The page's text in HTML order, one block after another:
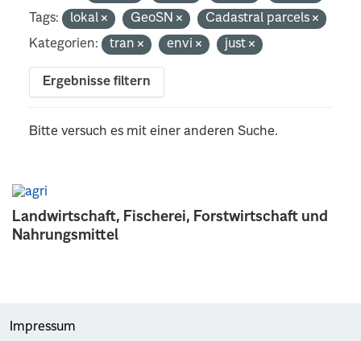
Landwirtschaft, Fischerei, Forstwirtschaft und
Nahrungsmittel
Tags:
lokal GeoSN
Cadastral parcels
Kategorien:
tran envi just
Ergebnisse filtern
Bitte versuch es mit einer anderen Suche.
Impressum